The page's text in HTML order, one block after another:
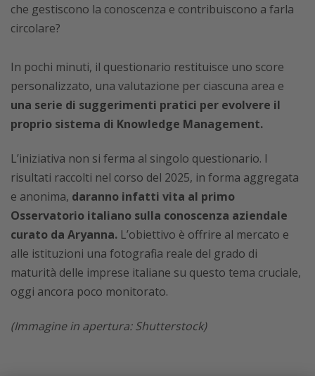
che gestiscono la conoscenza e contribuiscono a farla
circolare?
In pochi minuti, il questionario restituisce uno score
personalizzato, una valutazione per ciascuna area e
una serie di suggerimenti pratici per evolvere il
proprio sistema di Knowledge Management.
L’iniziativa non si ferma al singolo questionario. I
risultati raccolti nel corso del 2025, in forma aggregata
e anonima, daranno infatti vita al primo
Osservatorio italiano sulla conoscenza aziendale
curato da Aryanna. L’obiettivo è offrire al mercato e
alle istituzioni una fotografia reale del grado di
maturità delle imprese italiane su questo tema cruciale,
oggi ancora poco monitorato.
(Immagine in apertura: Shutterstock)